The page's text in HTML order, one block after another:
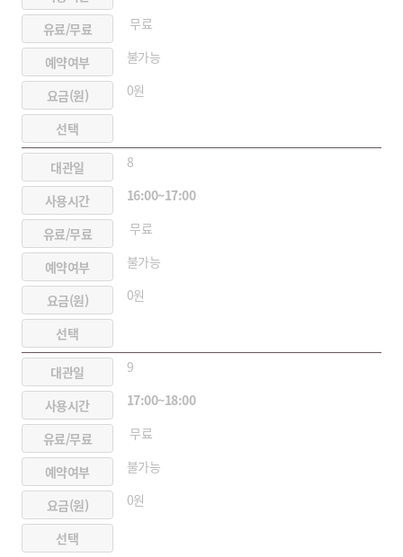
무료
불가능
0원
8
16:00~17:00
무료
불가능
0원
9
17:00~18:00
무료
불가능
0원